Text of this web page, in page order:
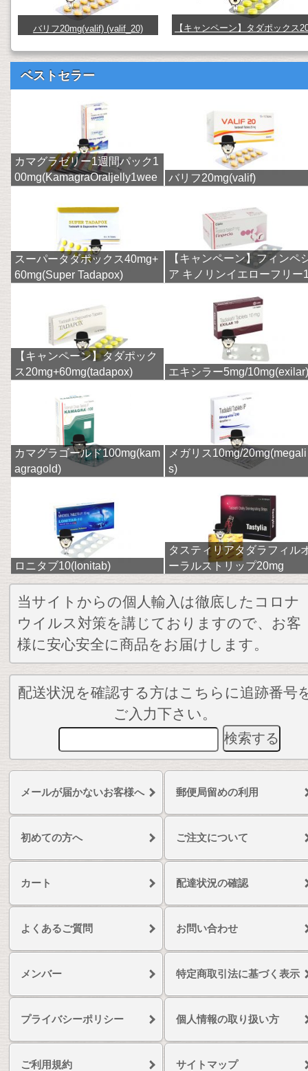
バリフ20mg(valif) (valif_20)
【キャンペーン】タダポックス
ベストセラー
カマグラゼリー1週間パック1
00mg(KamagraOraljelly1wee
バリフ20mg(valif)
スーパータダポックス40mg+
60mg(Super Tadapox)
【キャンペーン】フィンペ
ア キノリンイエローフリー
【キャンペーン】タダポック
ス20mg+60mg(tadapox)
エキシラー5mg/10mg(exilar)
カマグラゴールド100mg(kam
agragold)
メガリス10mg/20mg(megali
s)
ロニタブ10(lonitab)
タスティリアタダラフィル
ーラルストリップ20mg
当サイトからの個人輸入は徹底したコロナ
ウイルス対策を講じておりますので、お客
様に安心安全に商品をお届けします。
配送状況を確認する方はこちらに追跡番号
ご入力下さい。
メールが届かないお客様へ 郵便局留めの利用
初めての方へ ご注文について
カート 配達状況の確認
よくあるご質問 お問い合わせ
メンバー 特定商取引法に基づく表示
プライバシーポリシー 個人情報の取り扱い方
ご利用規約 サイトマップ